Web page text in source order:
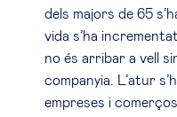
dels majors de 65
vida s’ha
no és arribar a vell
companyia. L’atur
empreses i